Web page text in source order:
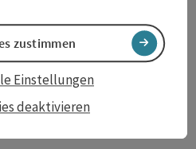
deaktivieren
Einstellungen
zustimmen